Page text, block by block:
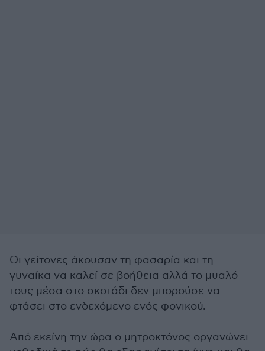
Οι γείτονες άκουσαν τη φασαρία και τη
γυναίκα να καλεί σε βοήθεια αλλά το μυαλό
τους μέσα στο σκοτάδι δεν μπορούσε να
φτάσει στο ενδεχόμενο ενός φονικού.
Από εκείνη την ώρα ο μητροκτόνος οργανώνει